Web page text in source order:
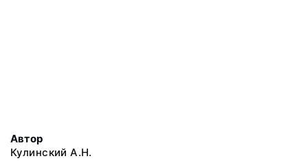
Автор
Кулинский А.Н.